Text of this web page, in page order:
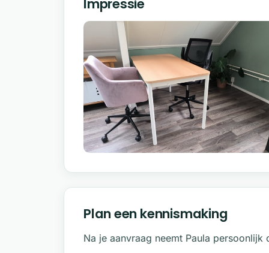
Mijn professionaliteit en vakkennis
standaarden en mijn kennis
EFT International:De wereldwijde
Stichting EFT:De Nederlandse
kwaliteit van EFT.
Impressie
Plan een kennismaking
Na je aanvraag neemt Paula